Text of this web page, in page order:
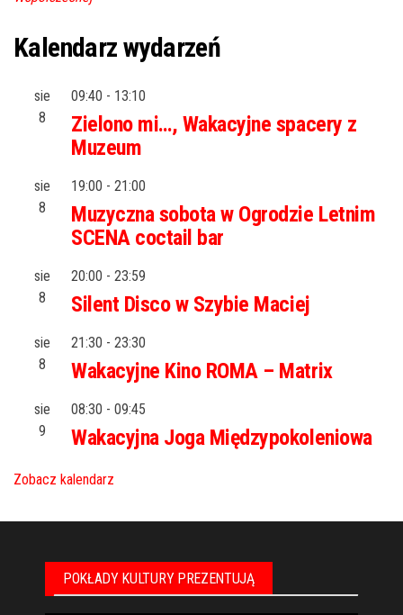
Kalendarz wydarzeń
sie
8
09:40 - 13:10
Zielono mi…, Wakacyjne spacery z
Muzeum
sie
8
19:00 - 21:00
Muzyczna sobota w Ogrodzie Letnim
SCENA coctail bar
sie
8
20:00 - 23:59
Silent Disco w Szybie Maciej
sie
8
21:30 - 23:30
Wakacyjne Kino ROMA – Matrix
sie
9
08:30 - 09:45
Wakacyjna Joga Międzypokoleniowa
Zobacz kalendarz
POKŁADY KULTURY PREZENTUJĄ